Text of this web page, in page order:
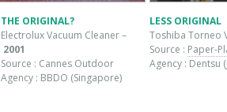
THE ORIGINAL?
Electrolux Vacuum Cleaner –
2001
Source : Cannes Outdoor
Agency : BBDO (Singapore)
LESS ORIGINAL
Toshiba Torneo
Source : Paper-
Agency : Dentsu